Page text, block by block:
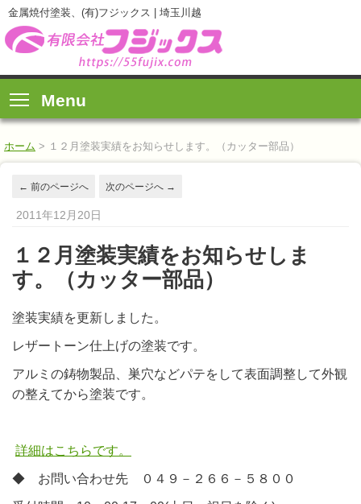
金属焼付塗装、(有)フジックス | 埼玉川越
Menu
ホーム > １２月塗装実績をお知らせします。（カッター部品）
← 前のページへ 次のページへ →
2011年12月20日
１２月塗装実績をお知らせしま
す。（カッター部品）
塗装実績を更新しました。
レザートーン仕上げの塗装です。
アルミの鋳物製品、巣穴などパテをして表面調整して外観
の整えてから塗装です。
詳細はこちらです。
◆ お問い合わせ先 ０４９－２６６－５８００